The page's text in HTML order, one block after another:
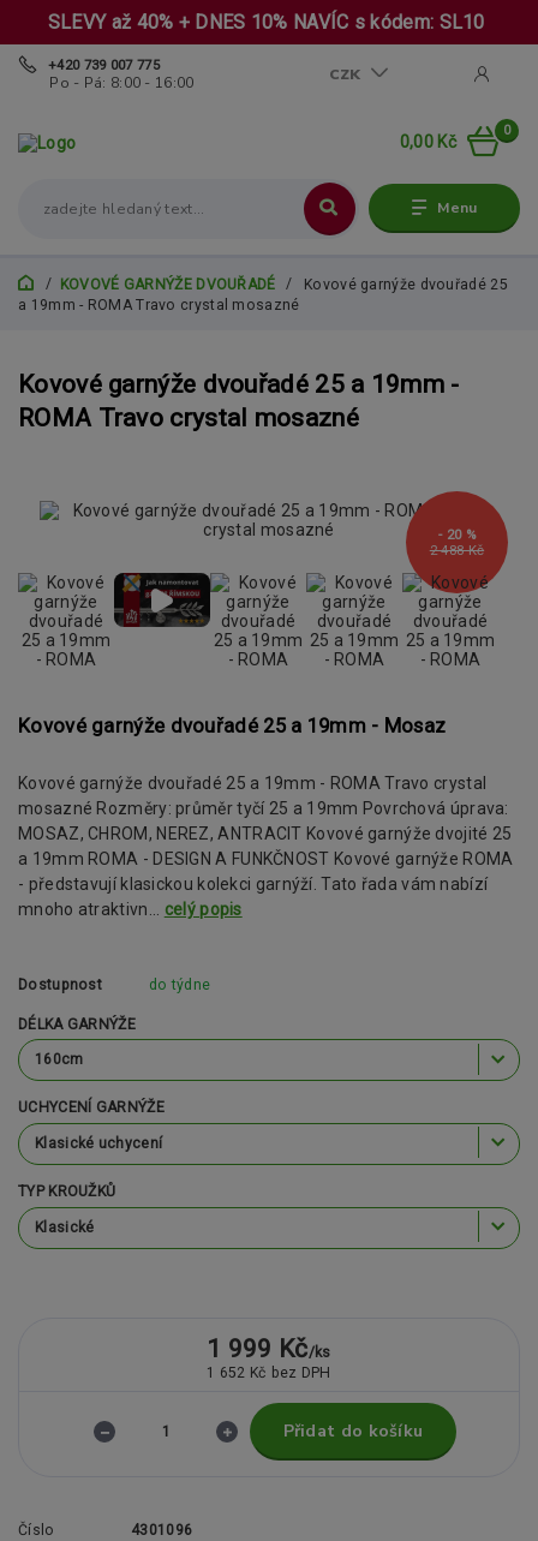
SLEVY až 40% + DNES 10% NAVÍC s kódem: SL10
Menu
CZK
+420 739 007 775
Po - Pá: 8:00 - 16:00
0
0,00 Kč
KOVOVÉ GARNÝŽE DVOUŘADÉ
Kovové garnýže dvouřadé 25
a 19mm - ROMA Travo crystal mosazné
Kovové garnýže dvouřadé 25 a 19mm -
ROMA Travo crystal mosazné
2 488 Kč
- 20 %
Kovové garnýže dvouřadé 25 a 19mm - Mosaz
Kovové garnýže dvouřadé 25 a 19mm - ROMA Travo crystal
mosazné Rozměry: průměr tyčí 25 a 19mm Povrchová úprava:
MOSAZ, CHROM, NEREZ, ANTRACIT Kovové garnýže dvojité 25
a 19mm ROMA - DESIGN A FUNKČNOST Kovové garnýže ROMA
- představují klasickou kolekci garnýží. Tato řada vám nabízí
mnoho atraktivn... celý popis
Dostupnost do týdne
DÉLKA GARNÝŽE
UCHYCENÍ GARNÝŽE
TYP KROUŽKŮ
1 999 Kč/ks
1 652 Kč bez DPH
Přidat do košíku
Číslo
4301096